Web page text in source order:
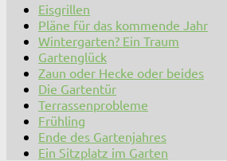
Eisgrillen
Pläne für das kommende Jahr
Wintergarten? Ein Traum
Gartenglück
Zaun oder Hecke oder beides
Die Gartentür
Terrassenprobleme
Frühling
Ende des Gartenjahres
Ein Sitzplatz im Garten